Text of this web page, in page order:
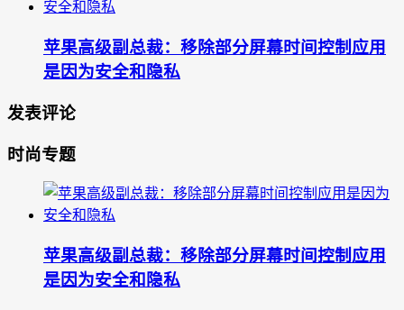
苹果高级副总裁：移除部分屏幕时间控制应用
是因为安全和隐私
发表评论
时尚专题
苹果高级副总裁：移除部分屏幕时间控制应用
是因为安全和隐私